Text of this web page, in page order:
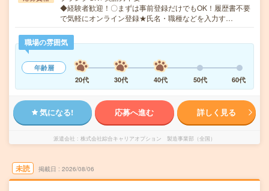
◆経験者歓迎！〇まずは事前登録だけでもOK！履歴書不要
で気軽にオンライン登録★氏名・職種などを入力す…
職場の雰囲気
年齢層
20代
30代 40代 50代 60代
気になる! 応募へ進む 詳しく見る
派遣会社 株式会社綜合キャリアオプション 製造事業部（全国）
未読 掲載日 2026/08/06